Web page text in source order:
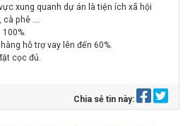
xung quanh dự án là tiện ích xã hội
cà phê ….
hỗ trợ vay lên đến 60%.
cọc đủ.
Chia sẻ tin này: